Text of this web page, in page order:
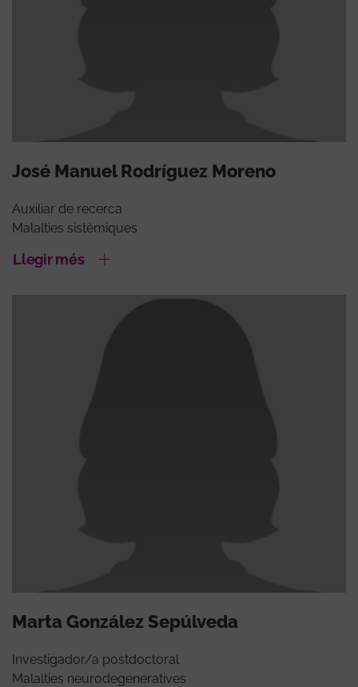
José Manuel Rodríguez Moreno
Auxiliar de recerca
Malalties sistèmiques
Llegir més
Marta González Sepúlveda
Investigador/a postdoctoral
Malalties neurodegeneratives